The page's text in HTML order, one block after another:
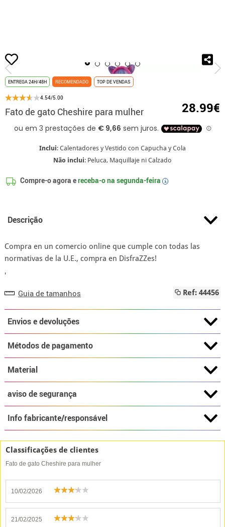
início Fato de gato Cheshire
ENTREGA 24H/48H RECOMENDADO TOP DE VENDAS
4.54/5.00
Fato de gato Cheshire para mulher 28.99€
Inclui: Calentadores y Vestido con Capucha y Cola
Não inclui: Peluca, Maquillaje ni Calzado
Compre-o agora ereceba-o na segunda-feira i
Descrição
Compra en un comercio online que cumple con todas las
normativas de la U.E., compra en DisfraZZes!
'
Guia de tamanhos Ref: 44456
Envios e devoluções
Métodos de pagamento
Material
aviso de segurança
Info fabricante/responsável
Classificações de clientes
Fato de gato Cheshire para mulher
10/02/2026
21/02/2025